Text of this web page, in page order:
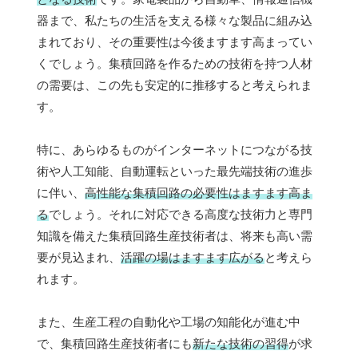
器まで、私たちの生活を支える様々な製品に組み込
まれており、その重要性は今後ますます高まってい
くでしょう。集積回路を作るための技術を持つ人材
の需要は、この先も安定的に推移すると考えられま
す。
特に、あらゆるものがインターネットにつながる技
術や人工知能、自動運転といった最先端技術の進歩
に伴い、 高性能な集積回路の必要性はますます高ま
るでしょう。それに対応できる高度な技術力と専門
知識を備えた集積回路生産技術者は、将来も高い需
要が見込まれ、 活躍の場はますます広がると考えら
れます。
また、生産工程の自動化や工場の知能化が進む中
で、集積回路生産技術者にも新たな技術の習得が求